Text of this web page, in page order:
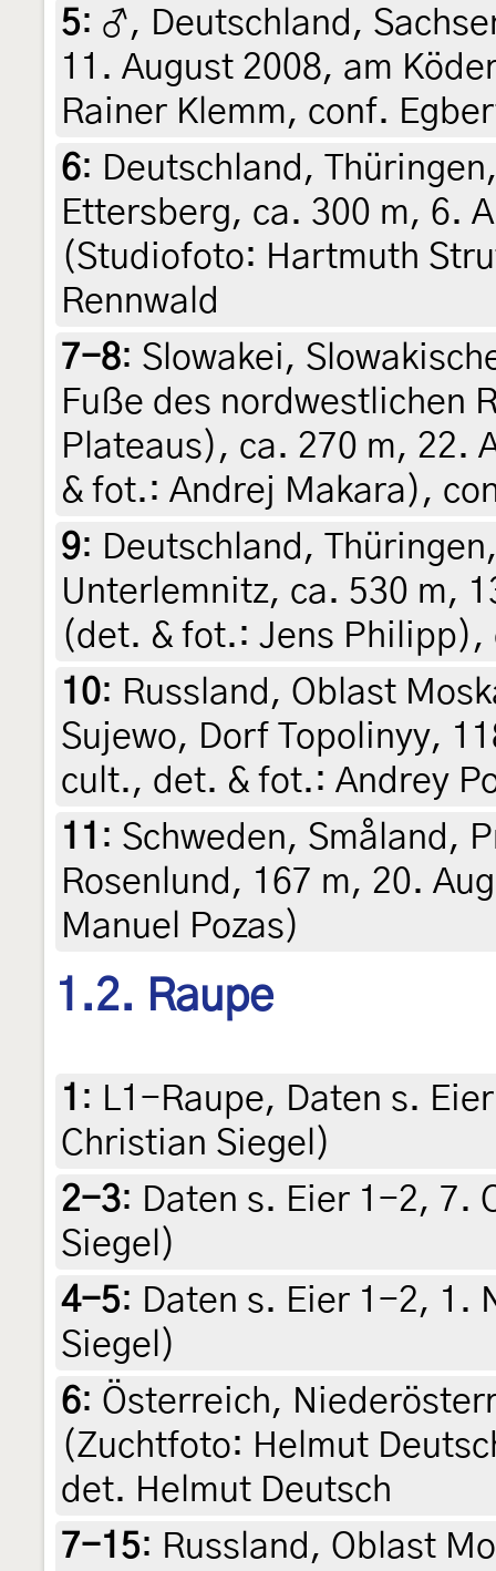
5: ♂, Deutschland,
11. August 2008, am
Rainer Klemm, conf.
6: Deutschland,
Ettersberg, ca. 300 m, 6.
(Studiofoto: Hartmuth
Rennwald
7-8: Slowakei,
Fuße des nordwestlichen
Plateaus), ca. 270 m, 22.
& fot.: Andrej Makara),
9: Deutschland,
Unterlemnitz, ca. 530 m,
(det. & fot.: Jens Philipp),
10: Russland, Oblast
Sujewo, Dorf Topolinyy,
cult., det. & fot.: Andrey
11 : Schweden, Småland,
Rosenlund, 167 m, 20.
Manuel Pozas)
1.2. Raupe
1 : L1-Raupe, Daten s.
Christian Siegel)
2-3: Daten s. Eier 1-2, 7.
Siegel)
4-5: Daten s. Eier 1-2, 1.
Siegel)
6: Österreich,
(Zuchtfoto: Helmut
det. Helmut Deutsch
7-15: Russland, Oblast